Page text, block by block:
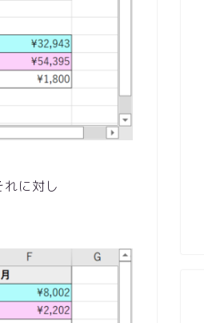
れに対し